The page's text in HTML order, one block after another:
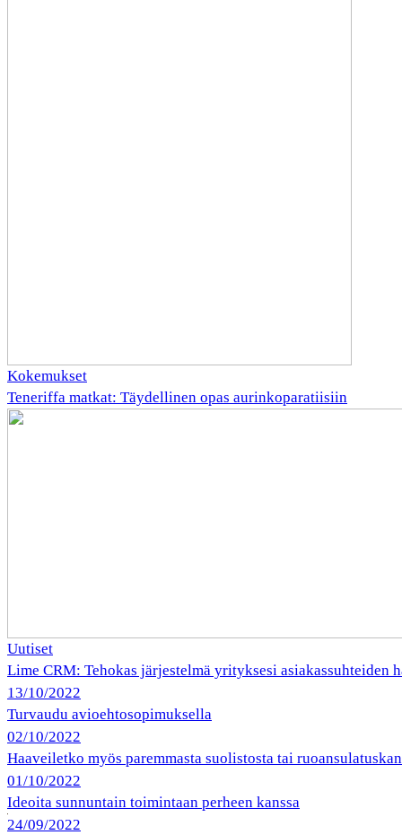
Kokemukset
Teneriffa matkat: Täydellinen opas aurinkoparatiisiin
Uutiset
Lime CRM: Tehokas järjestelmä yrityksesi asiakassuhteiden
13/10/2022
Turvaudu avioehtosopimuksella
02/10/2022
Haaveiletko myös paremmasta suolistosta tai
01/10/2022
Ideoita sunnuntain toimintaan perheen kanssa
24/09/2022